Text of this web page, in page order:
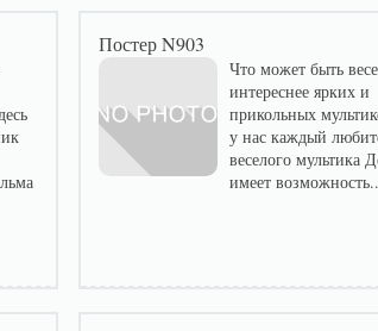
Постер N903
Что может быть
интереснее ярких и
прикольных
у нас каждый
веселого мультика
имеет